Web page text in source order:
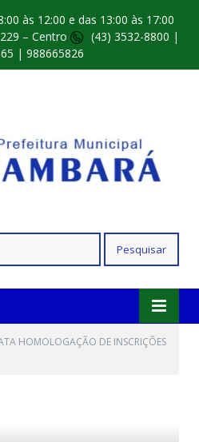
às 12:00 e das 13:00 às 17:00
– Centro
(43) 3532-8800 |
| 988665826
HOMOLOGAÇÃO DE INSCRIÇÕES